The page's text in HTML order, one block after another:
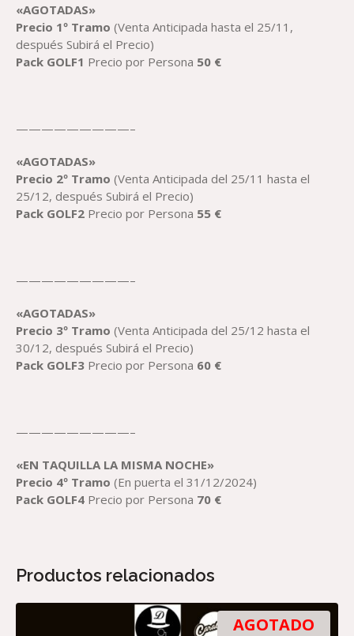
«AGOTADAS»
Precio 1º Tramo (Venta Anticipada hasta el 25/11,
después Subirá el Precio)
Pack GOLF1 Precio por Persona 50 €
—————————–
«AGOTADAS»
Precio 2º Tramo (Venta Anticipada del 25/11 hasta el
25/12, después Subirá el Precio)
Pack GOLF2 Precio por Persona 55 €
—————————–
«AGOTADAS»
Precio 3º Tramo (Venta Anticipada del 25/12 hasta el
30/12, después Subirá el Precio)
Pack GOLF3 Precio por Persona 60 €
—————————–
«EN TAQUILLA LA MISMA NOCHE»
Precio 4º Tramo (En puerta el 31/12/2024)
Pack GOLF4 Precio por Persona 70 €
Productos relacionados
AGOTADO